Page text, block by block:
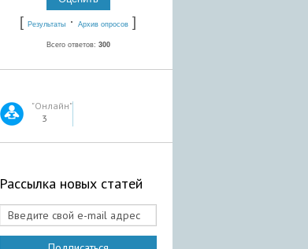
[ Результаты · Архив опросов ]
Всего ответов: 300
"Онлайн"
3
Рассылка новых статей